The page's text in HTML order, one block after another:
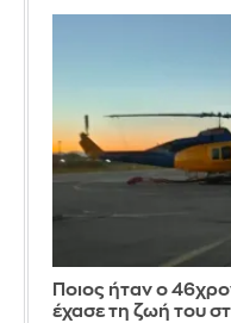
Ποιος ήταν ο
έχασε τη ζωή του